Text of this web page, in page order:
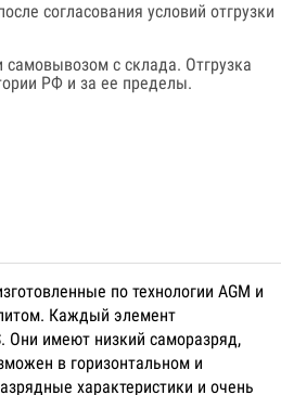
согласования условий отгрузки
с склада. Отгрузка
РФ и за ее пределы.
по технологии AGM и
Каждый элемент
Они имеют низкий саморазряд,
в горизонтальном и
характеристики и очень